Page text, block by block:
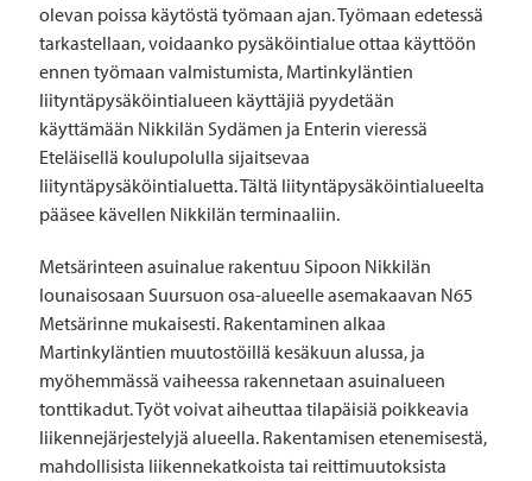
olevan poissa käytöstä työmaan ajan. Työmaan edetessä
tarkastellaan, voidaanko pysäköintialue ottaa käyttöön
ennen työmaan valmistumista, Martinkyläntien
liityntäpysäköintialueen käyttäjiä pyydetään
käyttämään Nikkilän Sydämen ja Enterin vieressä
Eteläisellä koulupolulla sijaitsevaa
liityntäpysäköintialuetta. Tältä liityntäpysäköintialueelta
pääsee kävellen Nikkilän terminaaliin.
Metsärinteen asuinalue rakentuu Sipoon Nikkilän
lounaisosaan Suursuon osa-alueelle asemakaavan N65
Metsärinne mukaisesti. Rakentaminen alkaa
Martinkyläntien muutostöillä kesäkuun alussa, ja
myöhemmässä vaiheessa rakennetaan asuinalueen
tonttikadut. Työt voivat aiheuttaa tilapäisiä poikkeavia
liikennejärjestelyjä alueella. Rakentamisen etenemisestä,
mahdollisista liikennekatkoista tai reittimuutoksista